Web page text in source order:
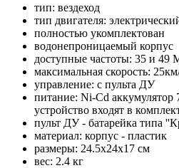
тип: вездеход
тип двигателя:
полностью укомплектован
водонепроницаемый корпус
доступные частоты: 35 и 49
максимальная скорость:
управление: с пульта ДУ
питание: Ni-Cd
устройство входят в
пульт ДУ - батарейка типа
материал: корпус - пластик
размеры: 24.5x24x17 см
вес: 2.4 кг